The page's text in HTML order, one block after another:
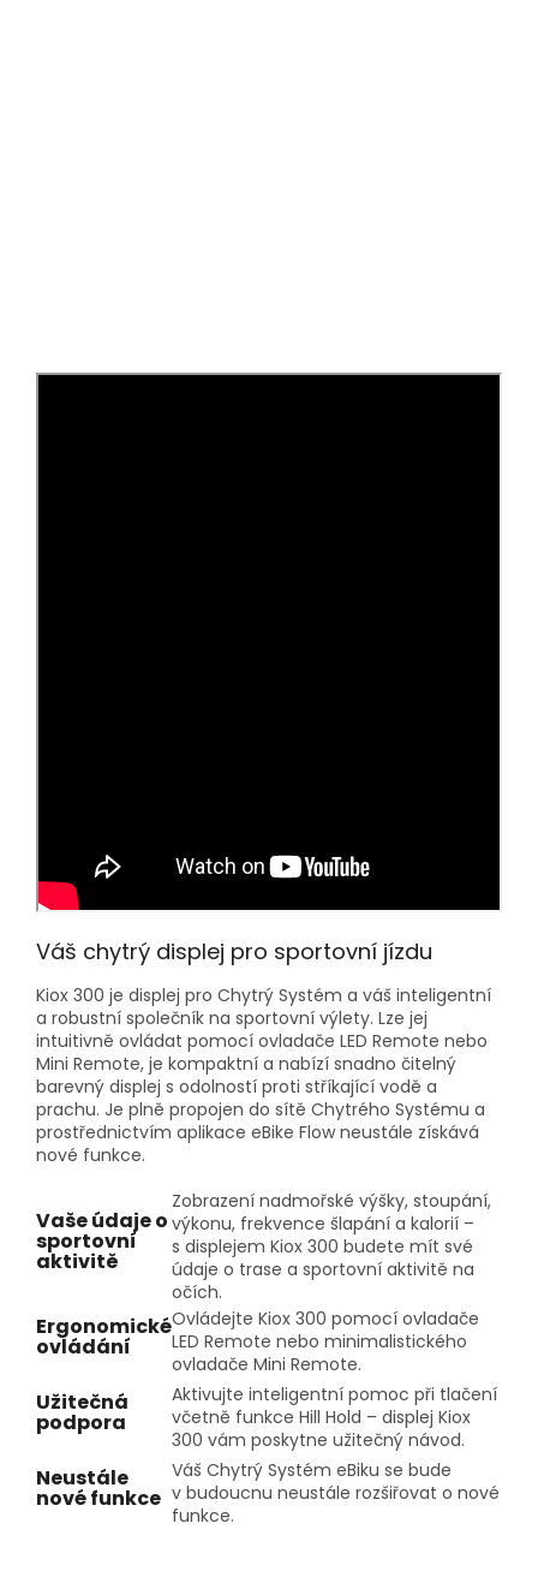
Váš chytrý displej pro sportovní jízdu
Kiox 300 je displej pro Chytrý Systém a váš inteligentní
a robustní společník na sportovní výlety. Lze jej
intuitivně ovládat pomocí ovladače LED Remote nebo
Mini Remote, je kompaktní a nabízí snadno čitelný
barevný displej s odolností proti stříkající vodě a
prachu. Je plně propojen do sítě Chytrého Systému a
prostřednictvím aplikace eBike Flow neustále získává
nové funkce.
Vaše údaje o
sportovní
aktivitě
Zobrazení nadmořské výšky, stoupání,
výkonu, frekvence šlapání a kalorií –
s displejem Kiox 300 budete mít své
údaje o trase a sportovní aktivitě na
očích.
Ergonomické
ovládání
Ovládejte Kiox 300 pomocí ovladače
LED Remote nebo minimalistického
ovladače Mini Remote.
Užitečná
podpora
Aktivujte inteligentní pomoc při tlačení
včetně funkce Hill Hold – displej Kiox
300 vám poskytne užitečný návod.
Neustále
nové funkce
Váš Chytrý Systém eBiku se bude
v budoucnu neustále rozšiřovat o nové
funkce.